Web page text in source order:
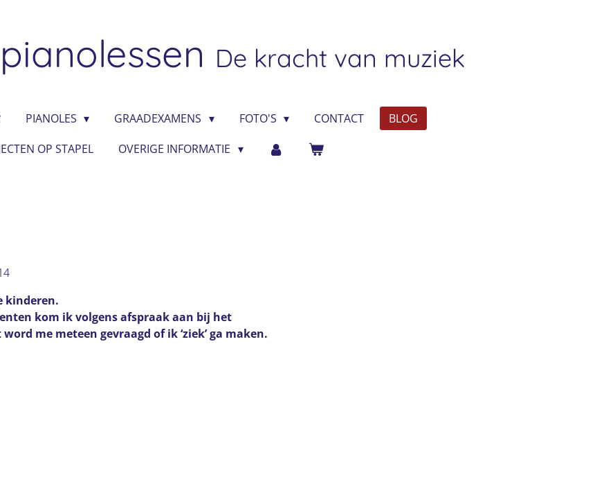
De kracht van muziek
PIANOLES GRAADEXAMENS FOTO'S CONTACT
BLOG
OP STAPEL
OVERIGE INFORMATIE
kinderen.
kom ik volgens afspraak aan bij het
me meteen gevraagd of ik ‘ziek’ ga maken.